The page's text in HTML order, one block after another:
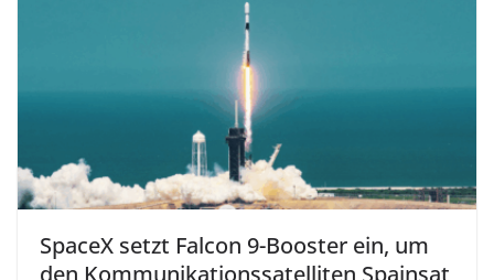
SpaceX setzt Falcon 9-Booster ein, um
den Kommunikationssatelliten Spainsat